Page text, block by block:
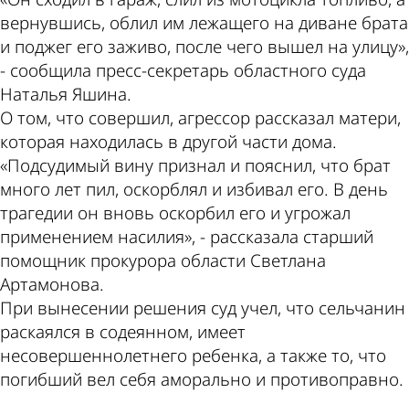
вернувшись, облил им лежащего на диване брата
и поджег его заживо, после чего вышел на улицу»,
- сообщила пресс-секретарь областного суда
Наталья Яшина.
О том, что совершил, агрессор рассказал матери,
которая находилась в другой части дома.
«Подсудимый вину признал и пояснил, что брат
много лет пил, оскорблял и избивал его. В день
трагедии он вновь оскорбил его и угрожал
применением насилия», - рассказала старший
помощник прокурора области Светлана
Артамонова.
При вынесении решения суд учел, что сельчанин
раскаялся в содеянном, имеет
несовершеннолетнего ребенка, а также то, что
погибший вел себя аморально и противоправно.